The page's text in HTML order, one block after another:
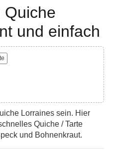
Quiche
und einfach
Lorraines sein. Hier
Quiche / Tarte
und Bohnenkraut.